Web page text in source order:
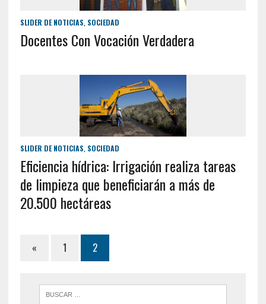
SLIDER DE NOTICIAS SOCIEDAD
Docentes Con Vocación Verdadera
SLIDER DE NOTICIAS SOCIEDAD
Eficiencia hídrica: Irrigación realiza tareas
de limpieza que beneficiarán a más de
20.500 hectáreas
« 1 2